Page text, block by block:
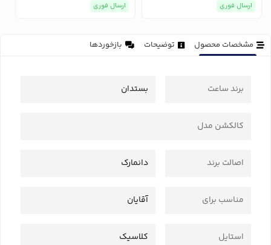
ارسال فوری ارسال فوری
مشخصات محصول توضیحات بازخوردها
برند ساعت بستدان
کالکشن مدل
اصالت برند دانمارک
مناسب برای آقایان
استایل کلاسیک